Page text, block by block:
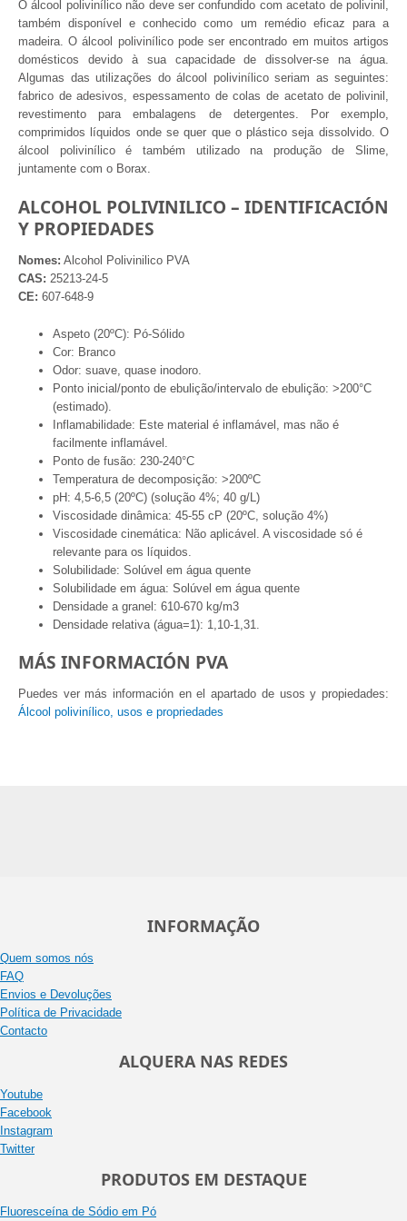
O álcool polivinílico não deve ser confundido com acetato de polivinil,
também disponível e conhecido como um remédio eficaz para a
madeira. O álcool polivinílico pode ser encontrado em muitos artigos
domésticos devido à sua capacidade de dissolver-se na água.
Algumas das utilizações do álcool polivinílico seriam as seguintes:
fabrico de adesivos, espessamento de colas de acetato de polivinil,
revestimento para embalagens de detergentes. Por exemplo,
comprimidos líquidos onde se quer que o plástico seja dissolvido. O
álcool polivinílico é também utilizado na produção de Slime,
juntamente com o Borax.
ALCOHOL POLIVINILICO – IDENTIFICACIÓN
Y PROPIEDADES
Nomes: Alcohol Polivinilico PVA
CAS: 25213-24-5
CE: 607-648-9
Aspeto (20ºC): Pó-Sólido
Cor: Branco
Odor: suave, quase inodoro.
Ponto inicial/ponto de ebulição/intervalo de ebulição: >200°C
(estimado).
Inflamabilidade: Este material é inflamável, mas não é
facilmente inflamável.
Ponto de fusão: 230-240°C
Temperatura de decomposição: >200ºC
pH: 4,5-6,5 (20ºC) (solução 4%; 40 g/L)
Viscosidade dinâmica: 45-55 cP (20ºC, solução 4%)
Viscosidade cinemática: Não aplicável. A viscosidade só é
relevante para os líquidos.
Solubilidade: Solúvel em água quente
Solubilidade em água: Solúvel em água quente
Densidade a granel: 610-670 kg/m3
Densidade relativa (água=1): 1,10-1,31.
MÁS INFORMACIÓN PVA
Puedes ver más información en el apartado de usos y propiedades:
Álcool polivinílico, usos e propriedades
INFORMAÇÃO
Quem somos nós
FAQ
Envios e Devoluções
Política de Privacidade
Contacto
ALQUERA NAS REDES
Youtube
Facebook
Instagram
Twitter
PRODUTOS EM DESTAQUE
Fluoresceína de Sódio em Pó